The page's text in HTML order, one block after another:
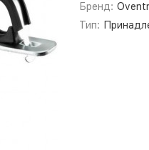
Бренд:
Тип: